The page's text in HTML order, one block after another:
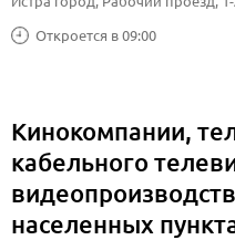
Откроется в 09:00
Кинокомпании,
кабельного
населенных